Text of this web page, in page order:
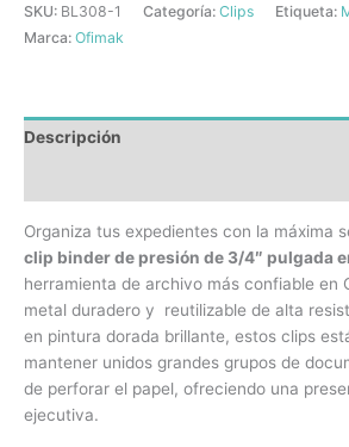
SKU: BL308-1 Categoría: Clips Etiqueta:
Marca: Ofimak
Descripción
Organiza tus expedientes con la máxima
clip binder de presión de 3/4″ pulgada
herramienta de archivo más confiable en
metal duradero y reutilizable de alta
en pintura dorada brillante, estos clips
mantener unidos grandes grupos de
de perforar el papel, ofreciendo una
ejecutiva.